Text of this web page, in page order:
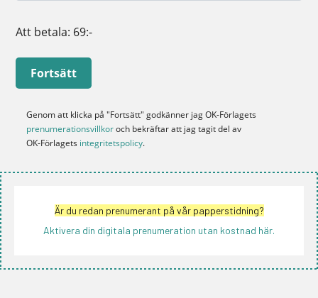
Att betala: 69:-
Fortsätt
Genom att klicka på "Fortsätt" godkänner jagOK-Förlagets
prenumerationsvillkoroch bekräftar att jag tagit del av
OK-Förlagets integritetspolicy.
Är du redan prenumerant på vår papperstidning?
Aktivera din digitala prenumeration utan kostnad här.